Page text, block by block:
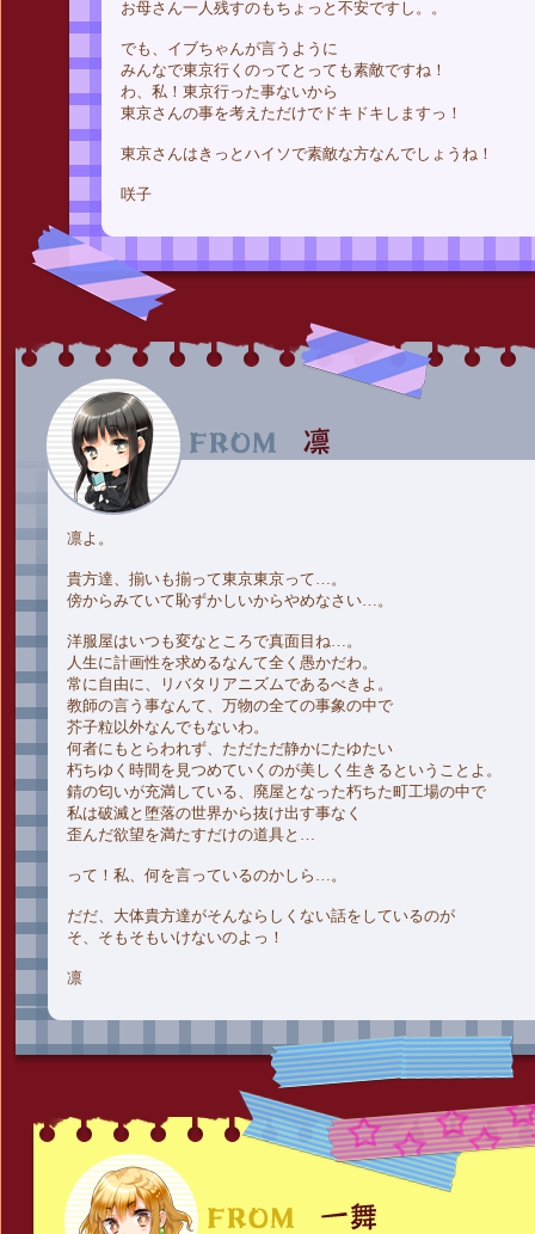
お母さん一人残すのもちょっと不安ですし。。
でも、イブちゃんが言うように
みんなで東京行くのってとっても素敵ですね！
わ、私！東京行った事ないから
東京さんの事を考えただけでドキドキしますっ！
東京さんはきっとハイソで素敵な方なんでしょうね！
咲子
凛よ。
貴方達、揃いも揃って東京東京って…。
傍からみていて恥ずかしいからやめなさい…。
洋服屋はいつも変なところで真面目ね…。
人生に計画性を求めるなんて全く愚かだわ。
常に自由に、リバタリアニズムであるべきよ。
教師の言う事なんて、万物の全ての事象の中で
芥子粒以外なんでもないわ。
何者にもとらわれず、ただただ静かにたゆたい
朽ちゆく時間を見つめていくのが美しく生きるということよ。
錆の匂いが充満している、廃屋となった朽ちた町工場の中で
私は破滅と堕落の世界から抜け出す事なく
歪んだ欲望を満たすだけの道具と…
って！私、何を言っているのかしら…。
だだ、大体貴方達がそんならしくない話をしているのが
そ、そもそもいけないのよっ！
凛